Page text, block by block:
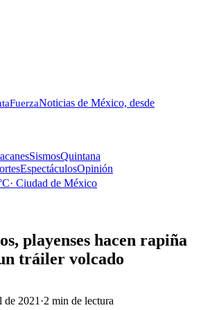
FuerzaNoticias de México, desde
SismosQuintana
EspectáculosOpinión
· Ciudad de México
playenses hacen rapiña
tráiler volcado
de 2021 ·2 min de lectura